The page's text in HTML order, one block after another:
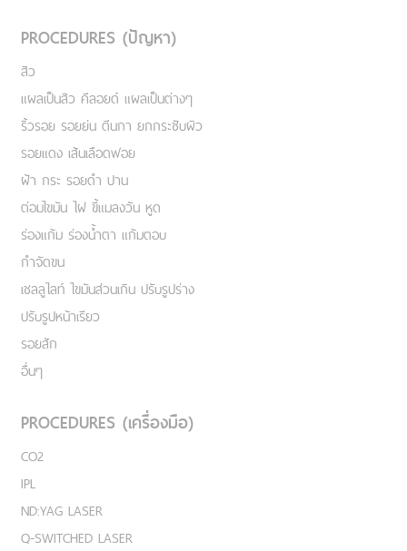
PROCEDURES (ปัญหา)
สิว
แผลเป็นสิว คีลอยด์ แผลเป็นต่างๆ
ริ้วรอย รอยย่น ตีนกา ยกกระชับผิว
รอยแดง เส้นเลือดฟอย
ฝ้า กระ รอยดำ ปาน
ต่อมไขมัน ไฝ ขี้แมลงวัน หูด
ร่องแก้ม ร่องน้ำตา แก้มตอบ
กำจัดขน
เชลลูไลท์ ไขมันส่วนเกิน ปรับรูปร่าง
ปรับรูปหน้าเรียว
รอยสัก
อื่นๆ
PROCEDURES (เครื่องมือ)
CO2
IPL
ND:YAG LASER
Q-SWITCHED LASER